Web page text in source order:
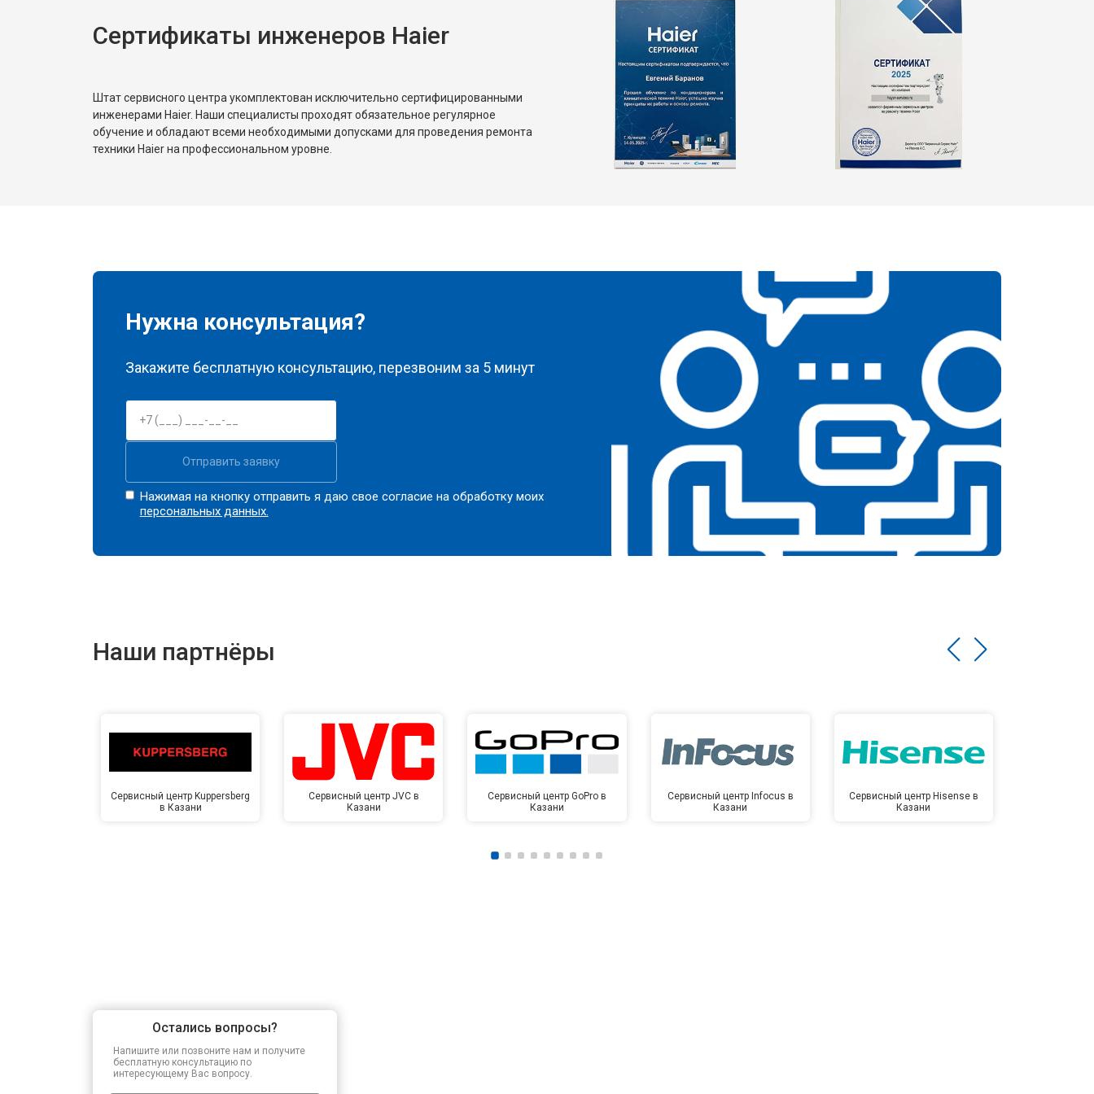
Сертификаты инженеров Haier
Штат сервисного центра укомплектован исключительно сертифицированными
инженерами Haier. Наши специалисты проходят обязательное регулярное
обучение и обладают всеми необходимыми допусками для проведения ремонта
техники Haier на профессиональном уровне.
Нужна консультация?
Закажите бесплатную консультацию, перезвоним за 5 минут
Отправить заявку
Нажимая на кнопку отправить я даю свое согласие на обработку моих
персональных данных.
Наши партнёры
Сервисный центр Kuppersberg
в Казани
Сервисный центр JVC в
Казани
Сервисный центр GoPro в
Казани
Сервисный центр Infocus в
Казани
Сервисный центр Hisense в
Казани
Остались вопросы?
Напишите или позвоните нам и получите
бесплатную консультацию по
интересующему Вас вопросу.